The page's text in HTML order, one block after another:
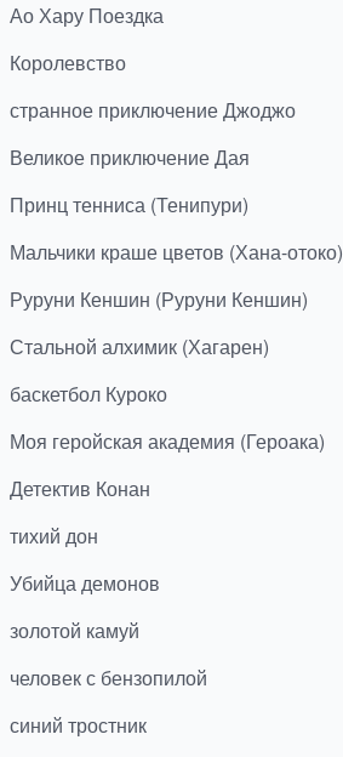
Ао Хару Поездка
Королевство
странное приключение Джоджо
Великое приключение Дая
Принц тенниса (Тенипури)
Мальчики краше цветов (Хана-отоко)
Руруни Кеншин (Руруни Кеншин)
Стальной алхимик (Хагарен)
баскетбол Куроко
Моя геройская академия (Героака)
Детектив Конан
тихий дон
Убийца демонов
золотой камуй
человек с бензопилой
синий тростник